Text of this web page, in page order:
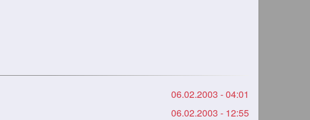
06.02.2003 - 04:01
06.02.2003 - 12:55